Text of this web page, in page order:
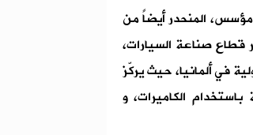
المنحدر أيضاً من
قطاع صناعة السيارات،
في ألمانيا، حيث يركّز
الكاميرات، و